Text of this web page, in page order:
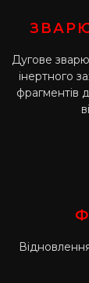
Дугове
інертного
фрагментів